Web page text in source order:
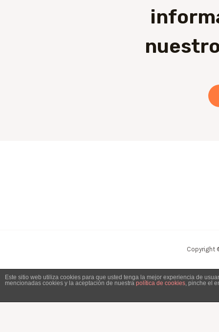
Copyright
Este sitio web utiliza cookies para que usted tenga la mejor experiencia de
mencionadas cookies y la aceptación de nuestra política de cookies , pinche el